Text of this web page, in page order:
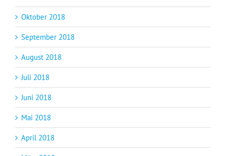
Oktober 2018
September 2018
August 2018
Juli 2018
Juni 2018
Mai 2018
April 2018